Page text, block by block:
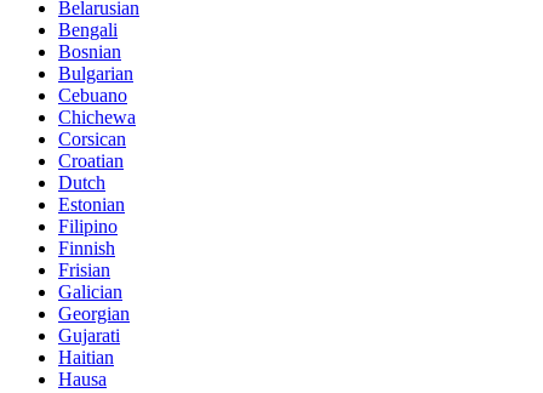
Belarusian
Bengali
Bosnian
Bulgarian
Cebuano
Chichewa
Corsican
Croatian
Dutch
Estonian
Filipino
Finnish
Frisian
Galician
Georgian
Gujarati
Haitian
Hausa